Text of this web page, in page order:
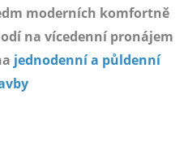
moderních komfortně
na vícedenní pronájem
jednodenní a půldenní